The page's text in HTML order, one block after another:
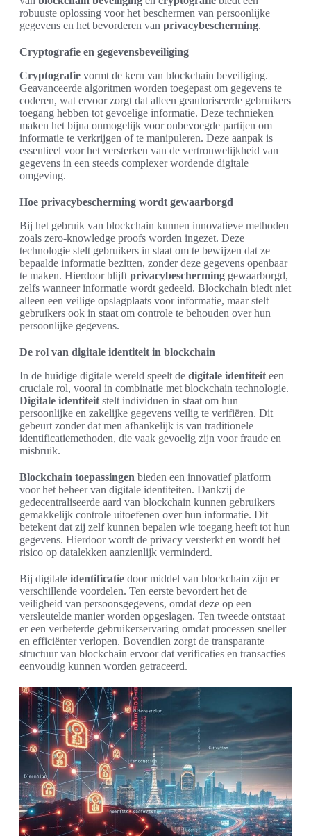
robuuste oplossing voor het beschermen van persoonlijke
gegevens en het bevorderen van privacybescherming.
Cryptografie en gegevensbeveiliging
Cryptografie vormt de kern van blockchain beveiliging.
Geavanceerde algoritmen worden toegepast om gegevens te
coderen, wat ervoor zorgt dat alleen geautoriseerde gebruikers
toegang hebben tot gevoelige informatie. Deze technieken
maken het bijna onmogelijk voor onbevoegde partijen om
informatie te verkrijgen of te manipuleren. Deze aanpak is
essentieel voor het versterken van de vertrouwelijkheid van
gegevens in een steeds complexer wordende digitale
omgeving.
Hoe privacybescherming wordt gewaarborgd
Bij het gebruik van blockchain kunnen innovatieve methoden
zoals zero-knowledge proofs worden ingezet. Deze
technologie stelt gebruikers in staat om te bewijzen dat ze
bepaalde informatie bezitten, zonder deze gegevens openbaar
te maken. Hierdoor blijft privacybescherming gewaarborgd,
zelfs wanneer informatie wordt gedeeld. Blockchain biedt niet
alleen een veilige opslagplaats voor informatie, maar stelt
gebruikers ook in staat om controle te behouden over hun
persoonlijke gegevens.
De rol van digitale identiteit in blockchain
In de huidige digitale wereld speelt de digitale identiteit een
cruciale rol, vooral in combinatie met blockchain technologie.
Digitale identiteit stelt individuen in staat om hun
persoonlijke en zakelijke gegevens veilig te verifiëren. Dit
gebeurt zonder dat men afhankelijk is van traditionele
identificatiemethoden, die vaak gevoelig zijn voor fraude en
misbruik.
Blockchain toepassingen bieden een innovatief platform
voor het beheer van digitale identiteiten. Dankzij de
gedecentraliseerde aard van blockchain kunnen gebruikers
gemakkelijk controle uitoefenen over hun informatie. Dit
betekent dat zij zelf kunnen bepalen wie toegang heeft tot hun
gegevens. Hierdoor wordt de privacy versterkt en wordt het
risico op datalekken aanzienlijk verminderd.
Bij digitale identificatie door middel van blockchain zijn er
verschillende voordelen. Ten eerste bevordert het de
veiligheid van persoonsgegevens, omdat deze op een
versleutelde manier worden opgeslagen. Ten tweede ontstaat
er een verbeterde gebruikerservaring omdat processen sneller
en efficiënter verlopen. Bovendien zorgt de transparante
structuur van blockchain ervoor dat verificaties en transacties
eenvoudig kunnen worden getraceerd.